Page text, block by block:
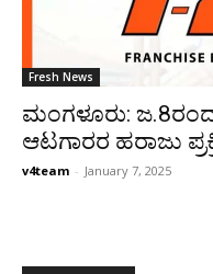
Fresh News
ಮಂಗಳೂರು:
ಆಟಗಾರರ ಹರಾಜು
v4team - January 7, 2025